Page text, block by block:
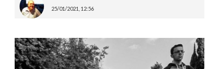
25/01/2021, 12:56